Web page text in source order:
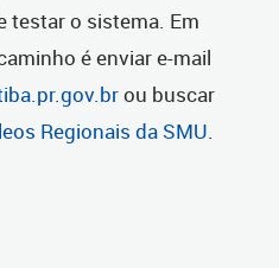
testar o sistema. Em
é enviar e-mail
ou buscar
Regionais da SMU.